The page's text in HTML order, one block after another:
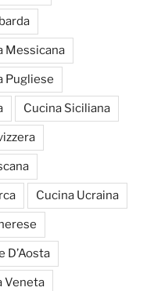
Messicana
Pugliese
Cucina Siciliana
Cucina Ucraina
D’Aosta
Veneta